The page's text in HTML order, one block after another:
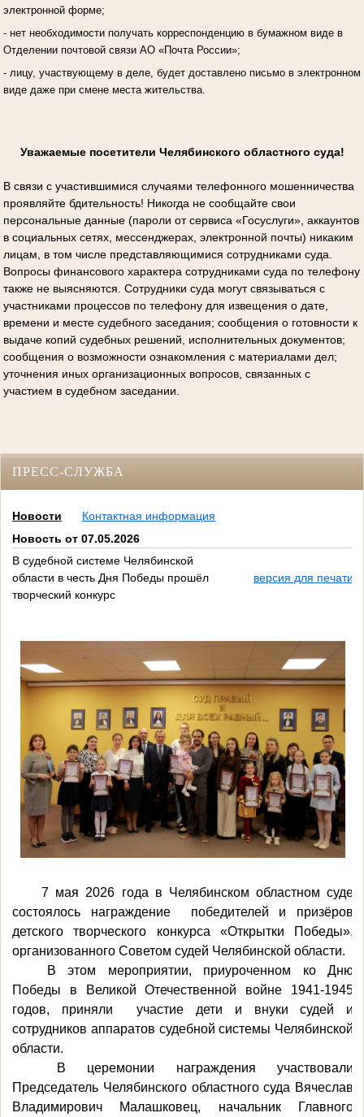
электронной форме;
- нет необходимости получать корреспонденцию в бумажном виде в
Отделении почтовой связи АО «Почта России»;
- лицу, участвующему в деле, будет доставлено письмо в электронном
виде даже при смене места жительства.
Уважаемые посетители Челябинского областного суда!
В связи с участившимися случаями телефонного мошенничества
проявляйте бдительность! Никогда не сообщайте свои
персональные данные (пароли от сервиса «Госуслуги», аккаунтов
в социальных сетях, мессенджерах, электронной почты) никаким
лицам, в том числе представляющимися сотрудниками суда.
Вопросы финансового характера сотрудниками суда по телефону
также не выясняются. Сотрудники суда могут связываться с
участниками процессов по телефону для извещения о дате,
времени и месте судебного заседания; сообщения о готовности к
выдаче копий судебных решений, исполнительных документов;
сообщения о возможности ознакомления с материалами дел;
уточнения иных организационных вопросов, связанных с
участием в судебном заседании.
ПРЕСС-СЛУЖБА
Новости
Контактная информация
Новость от 07.05.2026
В судебной системе Челябинской
области в честь Дня Победы прошёл
творческий конкурс
версия для печати
7 мая 2026 года в Челябинском областном суде
состоялось награждение победителей и призёров
детского творческого конкурса «Открытки Победы»,
организованного Советом судей Челябинской области.
В этом мероприятии, приуроченном ко Дню
Победы в Великой Отечественной войне 1941-1945
годов, приняли участие дети и внуки судей и
сотрудников аппаратов судебной системы Челябинской
области.
В церемонии награждения участвовали
Председатель Челябинского областного суда Вячеслав
Владимирович Малашковец, начальник Главного